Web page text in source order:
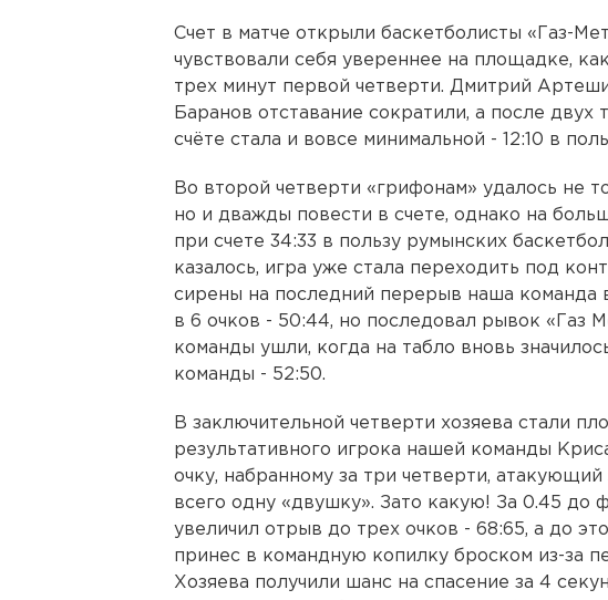
Счет в матче открыли баскетболисты «Газ-
чувствовали себя увереннее на площадке,
трех минут первой четверти. Дмитрий
Баранов отставание сократили, а после
счёте стала и вовсе минимальной - 12:10 в
Во второй четверти «грифонам» удалось не
но и дважды повести в счете, однако на
при счете 34:33 в пользу румынских
казалось, игра уже стала переходить под
сирены на последний перерыв наша команда
в 6 очков - 50:44, но последовал рывок «Газ
команды ушли, когда на табло вновь
команды - 52:50.
В заключительной четверти хозяева стали
результативного игрока нашей команды
очку, набранному за три четверти,
всего одну «двушку». Зато какую! За 0.45 до
увеличил отрыв до трех очков - 68:65, а до
принес в командную копилку броском из-за
Хозяева получили шанс на спасение за 4